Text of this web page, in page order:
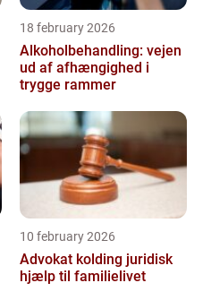
18 february 2026
Alkoholbehandling: vejen
ud af afhængighed i
trygge rammer
10 february 2026
Advokat kolding juridisk
hjælp til familielivet